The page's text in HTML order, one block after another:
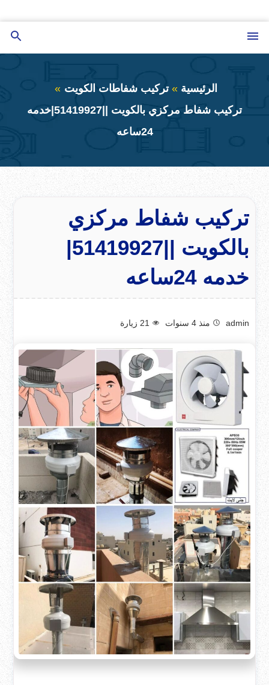
إلى
المحتوى
الرئيسية
تركيب شفاطات الكويت
تركيب شفاط مركزي بالكويت ||51419927|خدمه
24ساعه
تركيب شفاط مركزي
بالكويت ||51419927|
خدمه 24ساعه
admin منذ 4 سنوات 21 زيارة